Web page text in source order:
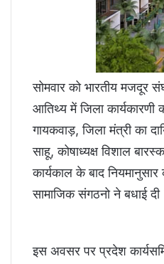
सोमवार को भारतीय मजदूर
आतिथ्य में जिला कार्यकारणी
गायकवाड़, जिला मंत्री का
साहू, कोषाध्यक्ष विशाल
कार्यकाल के बाद नियमानुसार
सामाजिक संगठनो ने बधाई
इस अवसर पर प्रदेश